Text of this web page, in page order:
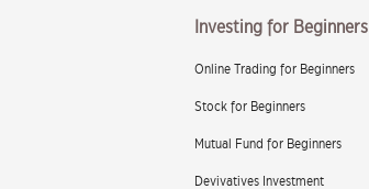
Investing for Beginners
Online Trading for Beginners
Stock for Beginners
Mutual Fund for Beginners
Devivatives Investment